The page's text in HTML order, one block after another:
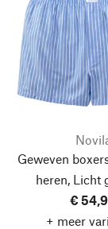
Geweven
heren, Licht
€
+ meer